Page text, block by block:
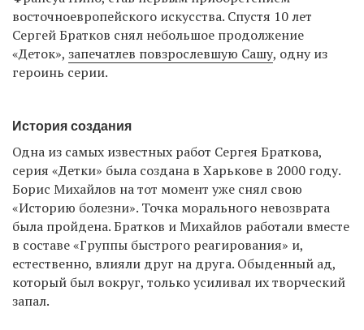
восточноевропейского искусства. Спустя 10 лет
Сергей Братков снял небольшое продолжение
«Деток», запечатлев повзрослевшую Сашу, одну из
героинь серии.
История создания
Одна из самых известных работ Сергея Браткова,
серия «Детки» была создана в Харькове в 2000 году.
Борис Михайлов на тот момент уже снял свою
«Историю болезни». Точка морального невозврата
была пройдена. Братков и Михайлов работали вместе
в составе «Группы быстрого реагирования» и,
естественно, влияли друг на друга. Обыденный ад,
который был вокруг, только усиливал их творческий
запал.